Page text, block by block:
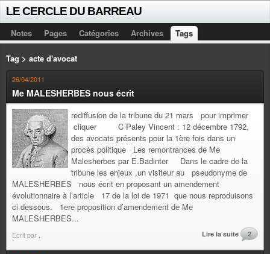
LE CERCLE DU BARREAU
Notes Pages Catégories Archives Tags
Tag > acte d'avocat
26/04/2011
Me MALESHERBES nous écrit
rediffusion de la tribune du 21 mars pour imprimer
cliquer C Paley Vincent : 12 décembre 1792,
des avocats présents pour la 1ère fois dans un
procès politique Les remontrances de Me
Malesherbes par E.Badinter Dans le cadre de la
tribune les enjeux ,un visiteur au pseudonyme de
MALESHERBES nous écrit en proposant un amendement
évolutionnaire à l’article 17 de la loi de 1971 que nous reproduisons
ci dessous. 1ere proposition d’amendement de Me
MALESHERBES...
Écrit par Lire la suite 2